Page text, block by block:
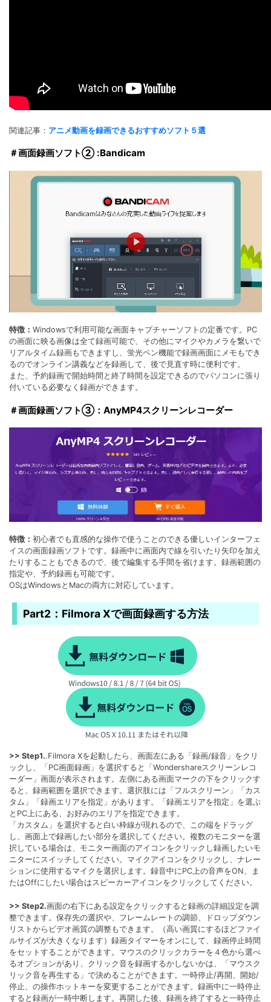
関連記事： アニメ動画を録画できるおすすめソフト５選
＃画面録画ソフト② :Bandicam
特徴： Windowsで利用可能な画面キャプチャーソフトの定番です。PC
の画面に映る画像は全て録画可能で、その他にマイクやカメラを繋いで
リアルタイム録画もできますし、蛍光ペン機能で録画画面にメモもでき
るのでオンライン講義などを録画して、後で見直す時に便利です。
また、予約録画で開始時間と終了時間を設定できるのでパソコンに張り
付いている必要なく録画ができます。
＃画面録画ソフト③：AnyMP4スクリーンレコーダー
特徴： 初心者でも直感的な操作で使うことのできる優しいインターフェ
イスの画面録画ソフトです。録画中に画面内で線を引いたり矢印を加え
たりすることもできるので、後で編集する手間を省けます。録画範囲の
指定や、予約録画も可能です。
OSはWindowsとMacの両方に対応しています。
Part2：Filmora Xで画面録画する方法
>> Step1..Filmora Xを起動したら、画面左にある「録画/録音」をクリ
ックし、「PC画面録画」を選択すると「Wondershareスクリーンレコ
ーダー」画面が表示されます。左側にある画面マークの下をクリックす
ると、録画範囲を選択できます。選択肢には「フルスクリーン」「カス
タム」「録画エリアを指定」があります。「録画エリアを指定」を選ぶ
とPC上にある、お好みのエリアを指定できます。
「カスタム」を選択すると白い枠線が現れるので、この端をドラッグ
し、画面上で録画したい部分を選択してください。複数のモニターを選
択している場合は、モニター画面のアイコンをクリックし録画したいモ
ニターにスイッチしてください。マイクアイコンをクリックし、ナレー
ションに使用するマイクを選択します。録音中にPC上の音声をON、ま
たはOffにしたい場合はスピーカーアイコンをクリックしてください。
>> Step2.画面の右下にある設定をクリックすると録画の詳細設定を調
整できます。保存先の選択や、フレームレートの調節、ドロップダウン
リストからビデオ画質の調整もできます。（高い画質にするほどファイ
ルサイズが大きくなります）録画タイマーをオンにして、録画停止時間
をセットすることができます。マウスのクリックカラーを４色から選べ
るオプションがあり、クリック音を録画するかしないかは、「マウスク
リック音を再生する」で決めることができます。一時停止/再開、開始/
停止、の操作ホットキーを変更することができます。録画中に一時停止
すると録画が一時中断します。再開した後、録画を終了すると一時停止